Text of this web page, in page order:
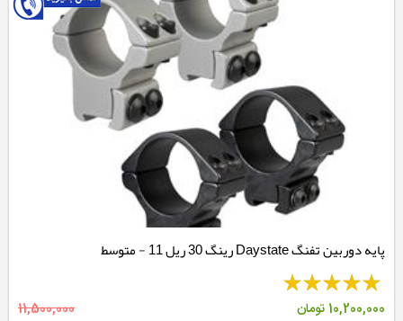
پایه دوربین تفنگ Daystate رینگ 30 ریل 11 - متوسط
10,200,000 تومان 11,500,000